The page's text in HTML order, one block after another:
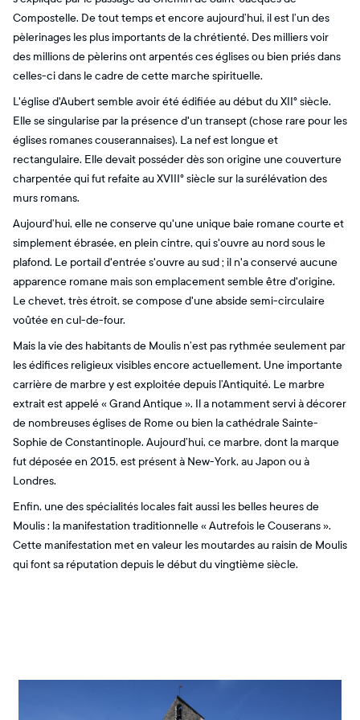
Compostelle. De tout temps et encore aujourd’hui, il est l’un des
pèlerinages les plus importants de la chrétienté. Des milliers voir
des millions de pèlerins ont arpentés ces églises ou bien priés dans
celles-ci dans le cadre de cette marche spirituelle.
L'église d'Aubert semble avoir été édifiée au début du XII° siècle.
Elle se singularise par la présence d'un transept (chose rare pour les
églises romanes couserannaises). La nef est longue et
rectangulaire. Elle devait posséder dès son origine une couverture
charpentée qui fut refaite au XVIII° siècle sur la surélévation des
murs romans.
Aujourd’hui, elle ne conserve qu'une unique baie romane courte et
simplement ébrasée, en plein cintre, qui s'ouvre au nord sous le
plafond. Le portail d'entrée s'ouvre au sud ; il n'a conservé aucune
apparence romane mais son emplacement semble être d'origine.
Le chevet, très étroit, se compose d'une abside semi-circulaire
voûtée en cul-de-four.
Mais la vie des habitants de Moulis n’est pas rythmée seulement par
les édifices religieux visibles encore actuellement. Une importante
carrière de marbre y est exploitée depuis l’Antiquité. Le marbre
extrait est appelé « Grand Antique ». Il a notamment servi à décorer
de nombreuses églises de Rome ou bien la cathédrale Sainte-
Sophie de Constantinople. Aujourd’hui, ce marbre, dont la marque
fut déposée en 2015, est présent à New-York, au Japon ou à
Londres.
Enfin, une des spécialités locales fait aussi les belles heures de
Moulis : la manifestation traditionnelle « Autrefois le Couserans ».
Cette manifestation met en valeur les moutardes au raisin de Moulis
qui font sa réputation depuis le début du vingtième siècle.